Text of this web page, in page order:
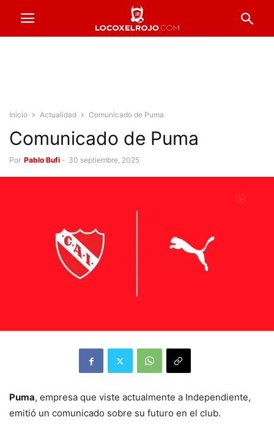
Inicio Actualidad Comunicado de Puma
Comunicado de Puma
Por Pablo Bufi - 30 septiembre, 2025
Puma, empresa que viste actualmente a Independiente,
emitió un comunicado sobre su futuro en el club.